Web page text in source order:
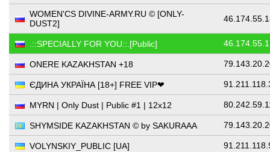
WOMEN'CS DIVINE-ARMY.RU © [ONLY-
DUST2]
.::SPECIALLY FOR YOU::.[Public]
ONERE KAZAKHSTAN +18
ЄДИНА УКРАЇНА [18+] FREE VIP❤
MYRN | Only Dust | Public #1 | 12x12
SHYMSIDE KAZAKHSTAN © by SAKURAAA
VOLYNSKIY_PUBLIC [UA]